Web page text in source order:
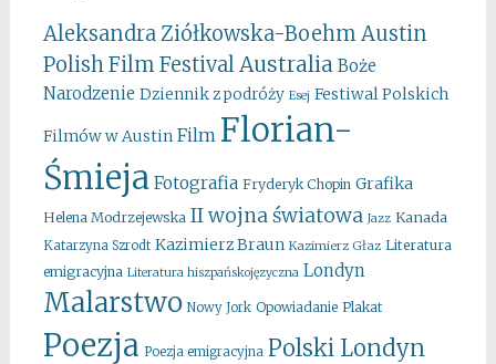
Aleksandra Ziółkowska-Boehm Austin
Polish Film FestivalAustralia Boże
Narodzenie Dziennik z podróży Esej Festiwal Polskich
Filmów w Austin Film Florian-
Śmieja Fotografia Fryderyk Chopin Grafika
Helena Modrzejewska II wojna światowa Jazz Kanada
Katarzyna Szrodt Kazimierz Braun Kazimierz Głaz Literatura
emigracyjna Literatura hiszpańskojęzyczna Londyn
Malarstwo Nowy Jork Opowiadanie Plakat
Poezja Poezja emigracyjna Polski Londyn